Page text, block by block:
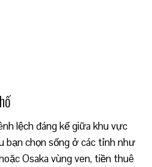
lệch đáng kể giữa khu vực
bạn chọn sống ở các tỉnh như
Osaka vùng ven, tiền thuê